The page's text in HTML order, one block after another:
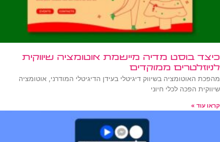
כיצד בוסט מדיה מיישמת אוטומציה שיווקית
לניוזלטרים ממוקדים
מהפכת האוטומציה בשיווק דיגיטלי בעידן הדיגיטלי המודרני, אוטומציה
שיווקית הפכה לכלי חיוני
קראו עוד »